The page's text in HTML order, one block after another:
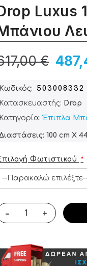
Luxus
€
Κωδικός
503008332
Κατασκευαστής: Drop
Κατηγορία: Έπιπλα
100 cm X
Φωτιστικού
- +